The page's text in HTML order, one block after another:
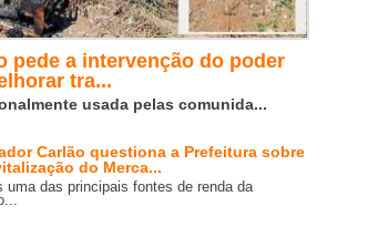
pede a intervenção do poder
tra...
usada pelas comunida...
Carlão questiona a Prefeitura sobre
do Merca...
uma das principais fontes de renda da